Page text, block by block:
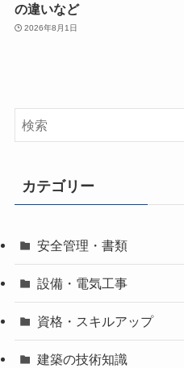
の違いなど
2026年8月1日
カテゴリー
安全管理・書類
設備・電気工事
資格・スキルアップ
建築の技術知識